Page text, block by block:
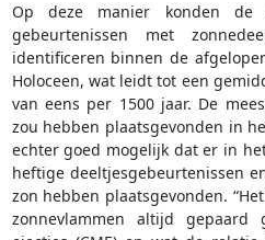
Op deze manier konden de
gebeurtenissen met
identificeren binnen de
Holoceen, wat leidt tot een
van eens per 1500 jaar. De
zou hebben plaatsgevonden in
echter goed mogelijk dat er in
heftige deeltjesgebeurtenissen
zon hebben plaatsgevonden.
zonnevlammen altijd gepaard